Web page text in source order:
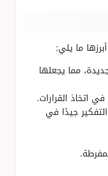
ما يلي:
مما يجعلها
اتخاذ القرارات.
جيدًا في